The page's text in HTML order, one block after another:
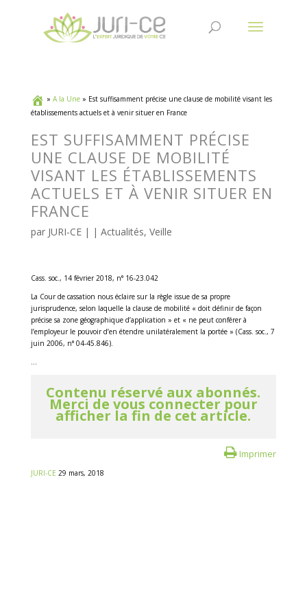
» A la Une» Est suffisamment précise une clause de mobilité visant les
établissements actuels et à venir situer en France
EST SUFFISAMMENT PRÉCISE
UNE CLAUSE DE MOBILITÉ
VISANT LES ÉTABLISSEMENTS
ACTUELS ET À VENIR SITUER EN
FRANCE
par JURI-CE| | Actualités, Veille
Cass. soc., 14 février 2018, n° 16-23.042
La Cour de cassation nous éclaire sur la règle issue de sa propre
jurisprudence, selon laquelle la clause de mobilité « doit définir de façon
précise sa zone géographique d’application » et « ne peut conférer à
l’employeur le pouvoir d’en étendre unilatéralement la portée » (Cass. soc., 7
juin 2006, n° 04-45.846).
...
Contenu réservé aux abonnés.
Merci de vous connecter pour
afficher la fin de cet article.
Imprimer
JURI-CE 29 mars, 2018